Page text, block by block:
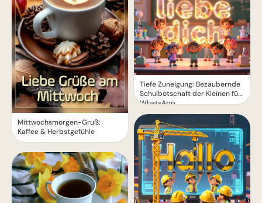
Mittwochsmorgen-Gruß:
Kaffee & Herbstgefühle
Tiefe Zuneigung: Bezaubernde
Schulbotschaft der Kleinen für
WhatsApp